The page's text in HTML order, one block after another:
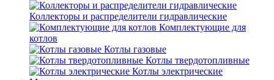
Коллекторы и распределители гидравлические
Комплектующие для
котлов
Котлы газовые
Котлы твердотопливные
Котлы электрические